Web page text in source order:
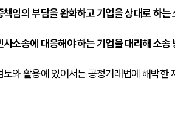
책임의 부담을 완화하고 기업을 상대로 하는
사소송에 대응해야 하는 기업을 대리해 소송
와 활용에 있어서는 공정거래법에 해박